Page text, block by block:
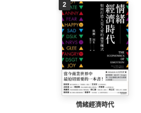
2
情緒經濟時代